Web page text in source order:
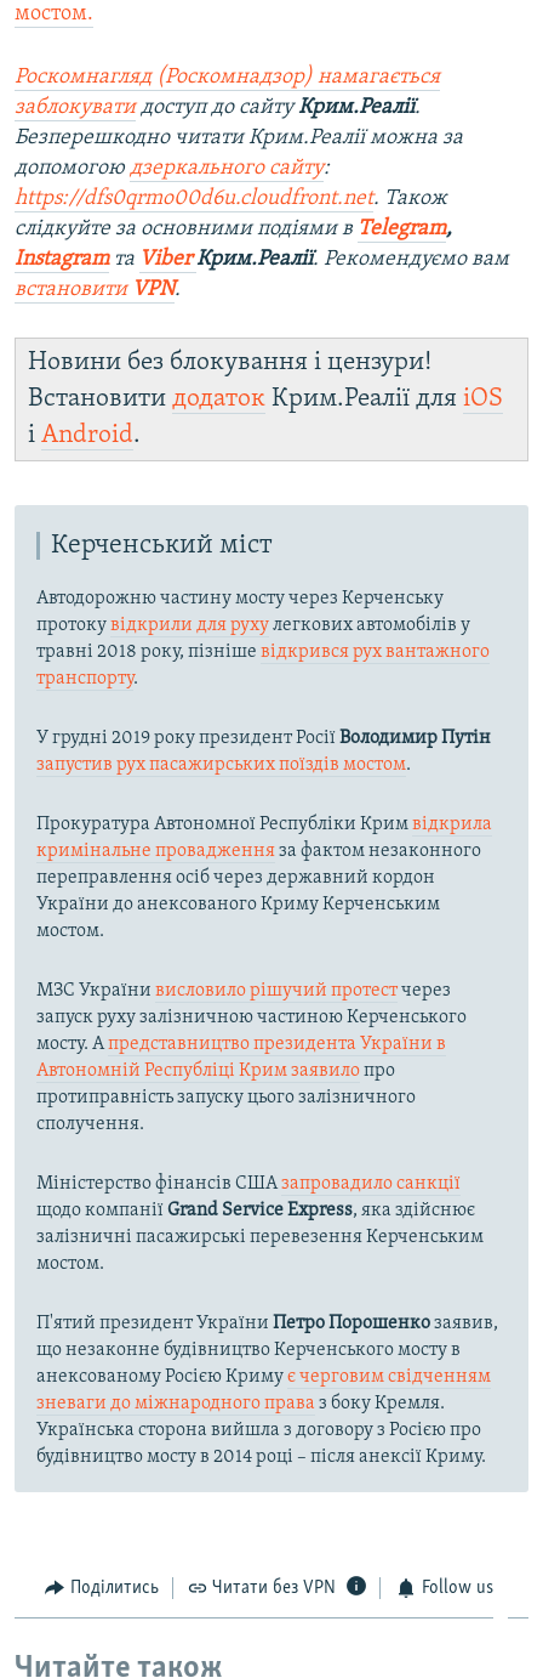
мостом.
Роскомнагляд (Роскомнадзор) намагається
заблокуватидоступ до сайтуКрим.Реалії.
Безперешкодно читати Крим.Реалії можна за
допомогою дзеркального сайту:
https://dfs0qrmo00d6u.cloudfront.net. Також
слідкуйте за основними подіями в Telegram,
Instagramта ViberКрим.Реалії. Рекомендуємо вам
встановити VPN.
Новини без блокування і цензури!
Встановити додаток Крим.Реалії для iOS
і Android.
Керченський міст
Автодорожню частину мосту через Керченську
протокувідкрили для рухулегкових автомобілів у
травні 2018 року, пізніше відкрився рух вантажного
транспорту.
У грудні 2019 року президент РосіїВолодимир Путін
запустив рух пасажирських поїздів мостом.
Прокуратура Автономної Республіки Кримвідкрила
кримінальне провадженняза фактом незаконного
переправлення осіб через державний кордон
України до анексованого Криму Керченським
мостом.
МЗС України висловило рішучий протестчерез
запуск руху залізничною частиною Керченського
мосту. Апредставництво президента України в
Автономній Республіці Крим заявилопро
протиправність запуску цього залізничного
сполучення.
Міністерство фінансів СШАзапровадило санкції
щодо компаніїGrand Service Express, яка здійснює
залізничні пасажирські перевезення Керченським
мостом.
П'ятий президент України Петро Порошенкозаявив,
що незаконне будівництво Керченського мосту в
анексованому Росією Кримує черговим свідченням
зневаги до міжнародного права з боку Кремля.
Українська сторона вийшла з договору з Росією про
будівництво мосту в 2014 році – після анексії Криму.
Поділитись Читати без VPN Follow us
Читайте також